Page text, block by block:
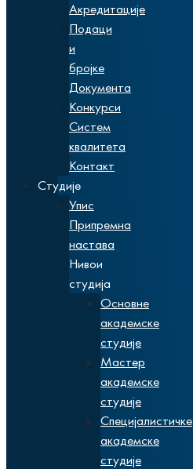
Акредитације
Подаци
и
бројке
Документа
Конкурси
Систем
квалитета
Контакт
Студије
Упис
Припремна
настава
Нивои
студија
Основне
академске
студије
Мастер
академске
студије
Специјалистичке
академске
студије